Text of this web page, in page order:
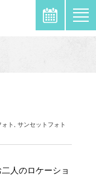
ト, サンセットフォト
人のロケーショ